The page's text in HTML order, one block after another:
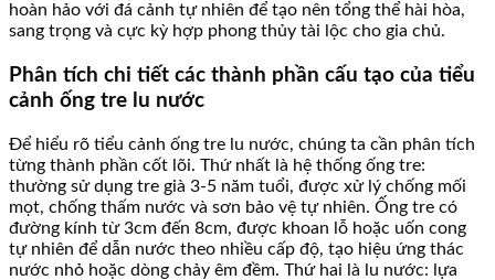
hoàn hảo với đá cảnh tự nhiên để tạo nên tổng thể hài hòa,
sang trọng và cực kỳ hợp phong thủy tài lộc cho gia chủ.
Phân tích chi tiết các thành phần cấu tạo của tiểu
cảnh ống tre lu nước
Để hiểu rõ tiểu cảnh ống tre lu nước, chúng ta cần phân tích
từng thành phần cốt lõi. Thứ nhất là hệ thống ống tre:
thường sử dụng tre già 3-5 năm tuổi, được xử lý chống mối
mọt, chống thấm nước và sơn bảo vệ tự nhiên. Ống tre có
đường kính từ 3cm đến 8cm, được khoan lỗ hoặc uốn cong
tự nhiên để dẫn nước theo nhiều cấp độ, tạo hiệu ứng thác
nước nhỏ hoặc dòng chảy êm đềm. Thứ hai là lu nước: lựa